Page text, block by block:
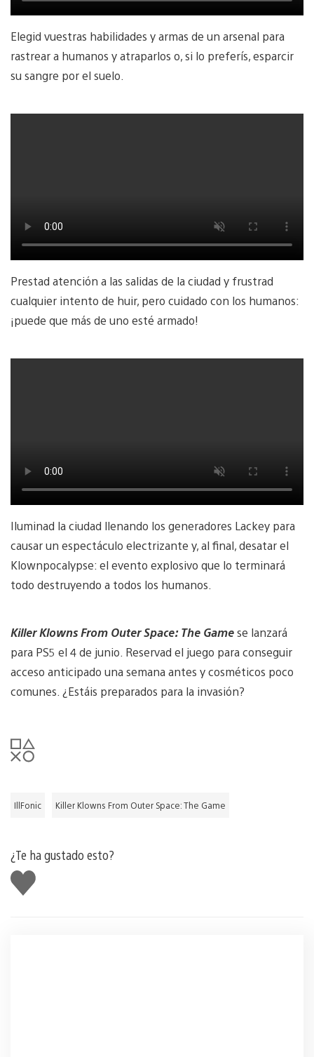
Elegid vuestras habilidades y armas de un arsenal para
rastrear a humanos y atraparlos o, si lo preferís, esparcir
su sangre por el suelo.
Prestad atención a las salidas de la ciudad y frustrad
cualquier intento de huir, pero cuidado con los humanos:
¡puede que más de uno esté armado!
Iluminad la ciudad llenando los generadores Lackey para
causar un espectáculo electrizante y, al final, desatar el
Klownpocalypse: el evento explosivo que lo terminará
todo destruyendo a todos los humanos.
Killer Klowns From Outer Space: The Gamese lanzará
para PS5 el 4 de junio. Reservad el juego para conseguir
acceso anticipado una semana antes y cosméticos poco
comunes. ¿Estáis preparados para la invasión?
IllFonic Killer Klowns From Outer Space: The Game
¿Te ha gustado esto?
Me
gusta
esto